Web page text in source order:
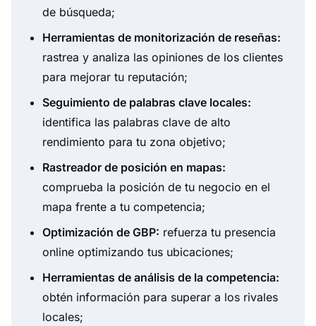
de búsqueda;
Herramientas de monitorización de reseñas:
rastrea y analiza las opiniones de los clientes
para mejorar tu reputación;
Seguimiento de palabras clave locales:
identifica las palabras clave de alto
rendimiento para tu zona objetivo;
Rastreador de posición en mapas:
comprueba la posición de tu negocio en el
mapa frente a tu competencia;
Optimización de GBP: refuerza tu presencia
online optimizando tus ubicaciones;
Herramientas de análisis de la competencia:
obtén información para superar a los rivales
locales;